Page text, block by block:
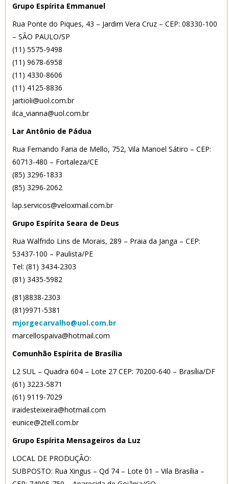
Grupo Espírita Emmanuel
Rua Ponte do Piques, 43 – Jardim Vera Cruz – CEP: 08330-100
– SÃO PAULO/SP
(11) 5575-9498
(11) 9678-6958
(11) 4330-8606
(11) 4125-8836
jartioli@uol.com.br
ilca_vianna@uol.com.br
Lar Antônio de Pádua
Rua Fernando Faria de Mello, 752, Vila Manoel Sátiro – CEP:
60713-480 – Fortaleza/CE
(85) 3296-1833
(85) 3296-2062
lap.servicos@veloxmail.com.br
Grupo Espírita Seara de Deus
Rua Walfrido Lins de Morais, 289 – Praia da Janga – CEP:
53437-100 – Paulista/PE
Tel: (81) 3434-2303
(81) 3435-5982
(81)8838-2303
(81)9971-5381
mjorgecarvalho@uol.com.br
marcellospaiva@hotmail.com
Comunhão Espírita de Brasília
L2 SUL – Quadra 604 – Lote 27 CEP: 70200-640 – Brasília/DF
(61) 3223-5871
(61) 9119-7029
iraidesteixeira@hotmail.com
eunice@2tell.com.br
Grupo Espírita Mensageiros da Luz
LOCAL DE PRODUÇÃO:
SUBPOSTO: Rua Xingus – Qd 74 – Lote 01 – Vila Brasília –